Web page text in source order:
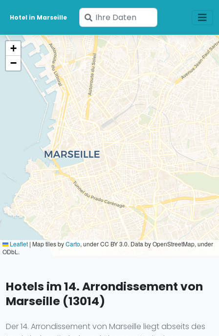
Hotel in Marseille
Geben
Sie
Ihre
Daten
ein
+
−
Leaflet | Map tiles byCarto, under CC BY 3.0. Data by OpenStreetMap, under
ODbL.
Hotels im 14. Arrondissement von
Marseille (13014)
Der 14. Arrondissement von Marseille liegt abseits des